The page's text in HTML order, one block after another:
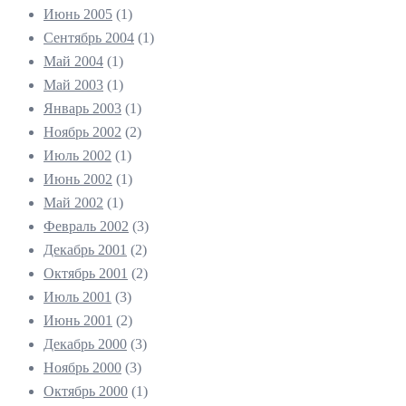
Июнь 2005 (1)
Сентябрь 2004 (1)
Май 2004 (1)
Май 2003 (1)
Январь 2003 (1)
Ноябрь 2002 (2)
Июль 2002 (1)
Июнь 2002 (1)
Май 2002 (1)
Февраль 2002 (3)
Декабрь 2001 (2)
Октябрь 2001 (2)
Июль 2001 (3)
Июнь 2001 (2)
Декабрь 2000 (3)
Ноябрь 2000 (3)
Октябрь 2000 (1)